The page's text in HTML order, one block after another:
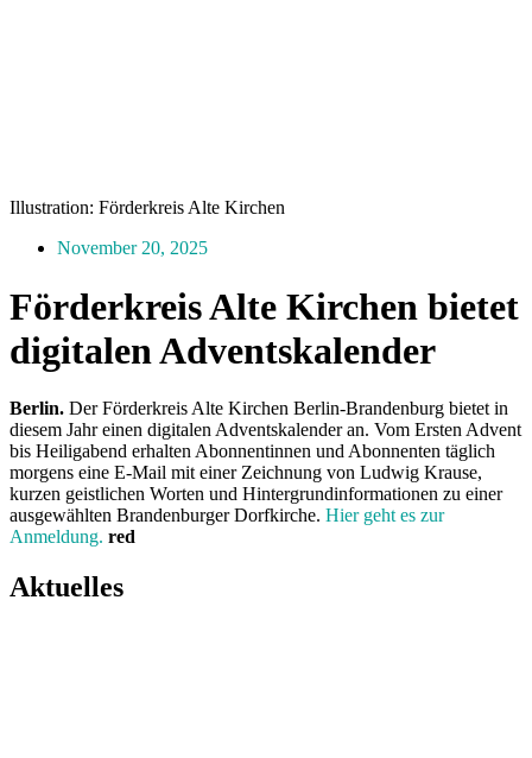
Illustration: Förderkreis Alte Kirchen
November 20, 2025
Förderkreis Alte Kirchen bietet
digitalen Adventskalender
Berlin. Der Förderkreis Alte Kirchen Berlin-Brandenburg bietet in
diesem Jahr einen digitalen Adventskalender an. Vom Ersten Advent
bis Heiligabend erhalten Abonnentinnen und Abonnenten täglich
morgens eine E-Mail mit einer Zeichnung von Ludwig Krause,
kurzen geistlichen Worten und Hintergrundinformationen zu einer
ausgewählten Brandenburger Dorfkirche. Hier geht es zur
Anmeldung. red
Aktuelles